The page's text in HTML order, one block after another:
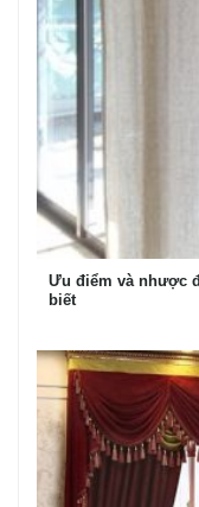
Ưu điểm và nhược
biết